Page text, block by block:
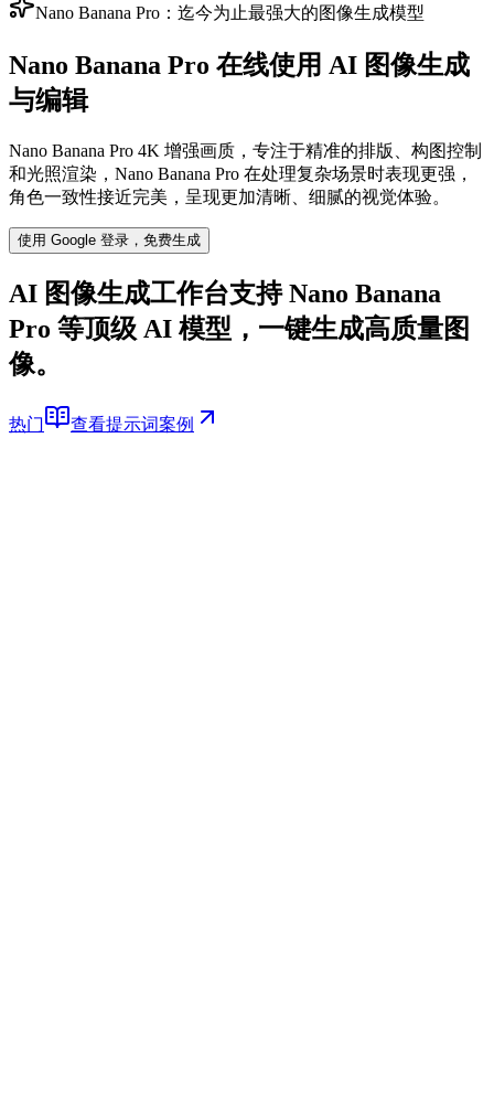
Nano Banana Pro：迄今为止最强大的图像生成模型
Nano Banana Pro 在线使用 AI 图像生成
与编辑
Nano Banana Pro 4K 增强画质，专注于精准的排版、构图控制
和光照渲染，Nano Banana Pro 在处理复杂场景时表现更强，
角色一致性接近完美，呈现更加清晰、细腻的视觉体验。
使用 Google 登录，免费生成
AI 图像生成工作台支持 Nano Banana
Pro 等顶级 AI 模型，一键生成高质量图
像。
热门 查看提示词案例